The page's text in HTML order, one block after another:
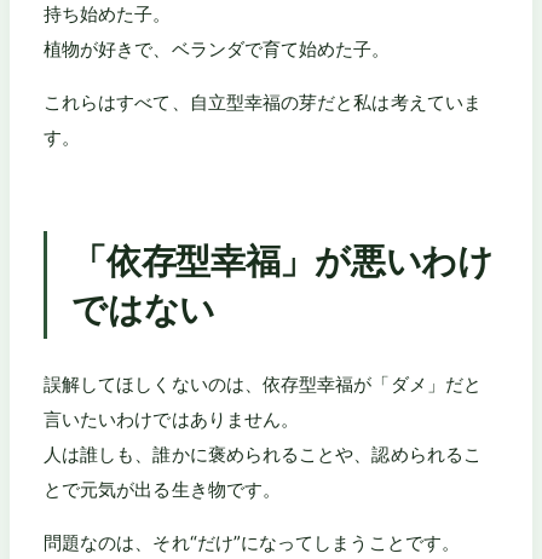
持ち始めた子。
植物が好きで、ベランダで育て始めた子。
これらはすべて、自立型幸福の芽だと私は考えていま
す。
「依存型幸福」が悪いわけ
ではない
誤解してほしくないのは、依存型幸福が「ダメ」だと
言いたいわけではありません。
人は誰しも、誰かに褒められることや、認められるこ
とで元気が出る生き物です。
問題なのは、それ“だけ”になってしまうことです。